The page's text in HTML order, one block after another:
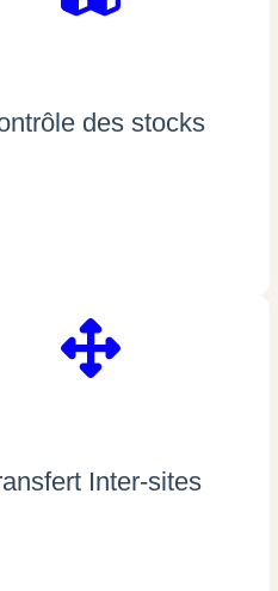
des stocks
Inter-sites